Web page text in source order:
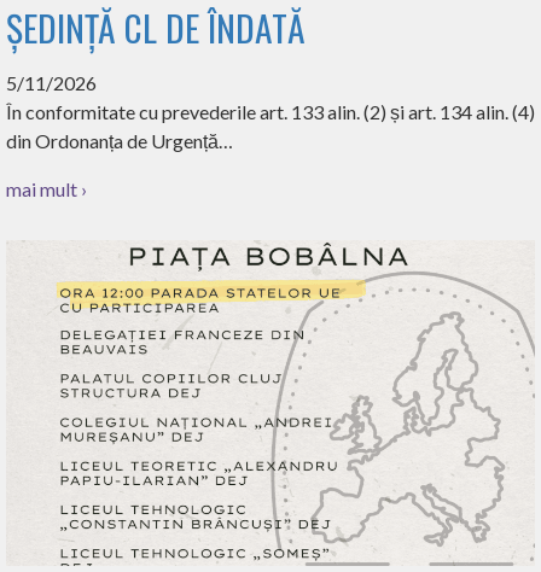
ȘEDINȚĂ CL DE ÎNDATĂ
5/11/2026
În conformitate cu prevederile art. 133 alin. (2) și art. 134 alin. (4)
din Ordonanța de Urgență…
mai mult ›